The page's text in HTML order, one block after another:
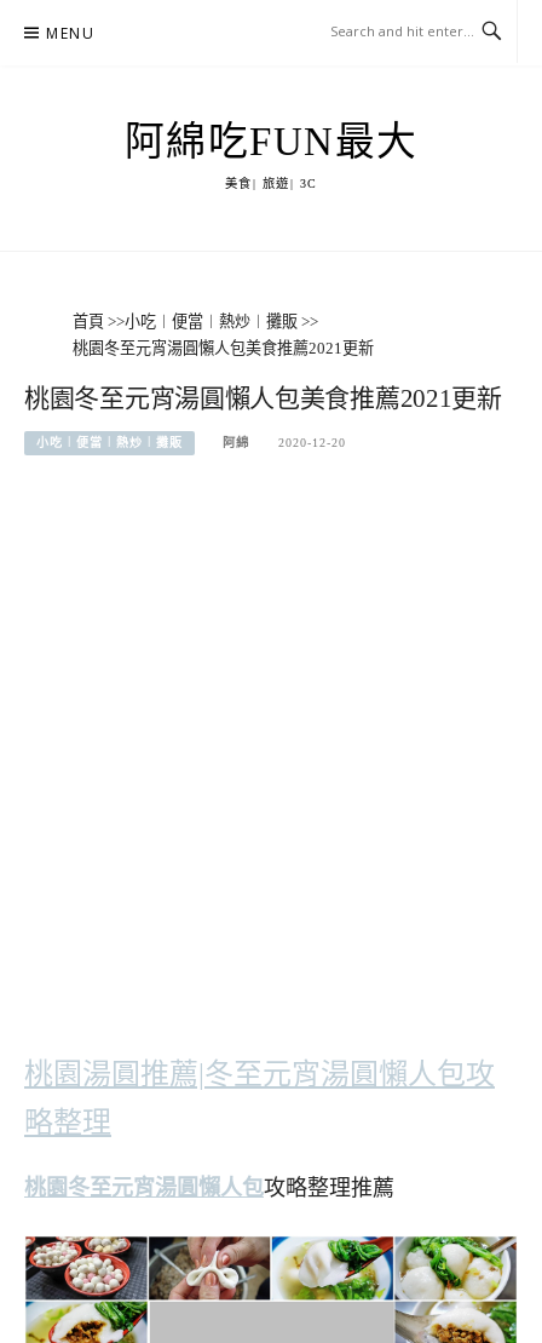
MENU
阿綿吃FUN最大
美食| 旅遊| 3C
首頁 >>小吃︱便當︱熱炒︱攤販 >>
桃園冬至元宵湯圓懶人包美食推薦2021更新
桃園冬至元宵湯圓懶人包美食推薦2021更新
小吃︱便當︱熱炒︱攤販 阿綿 2020-12-20
桃園湯圓推薦|冬至元宵湯圓懶人包攻
略整理
桃園冬至元宵湯圓懶人包攻略整理推薦